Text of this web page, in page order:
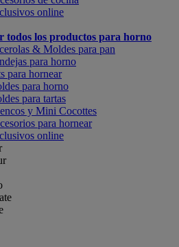
online
todos los productos para horno
& Moldes para pan
para horno
para hornear
para horno
para tartas
y Mini Cocottes
para hornear
online